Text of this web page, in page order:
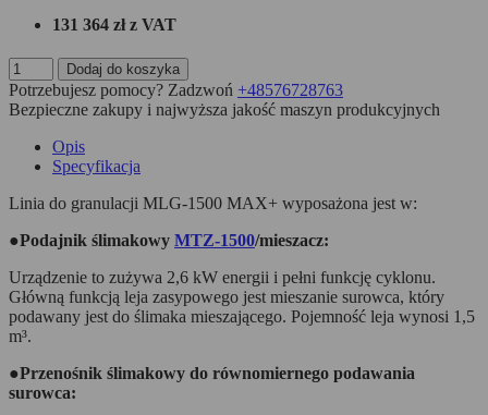
131 364 złz VAT
Dodaj do koszyka
Potrzebujesz pomocy? Zadzwoń +48576728763
Bezpieczne zakupy i najwyższa jakość maszyn produkcyjnych
Opis
Specyfikacja
Linia do granulacji MLG-1500 MAX+ wyposażona jest w:
●Podajnik ślimakowy MTZ-1500/mieszacz:
Urządzenie to zużywa 2,6 kW energii i pełni funkcję cyklonu.
Główną funkcją leja zasypowego jest mieszanie surowca, który
podawany jest do ślimaka mieszającego. Pojemność leja wynosi 1,5
m³.
●Przenośnik ślimakowy do równomiernego podawania
surowca: